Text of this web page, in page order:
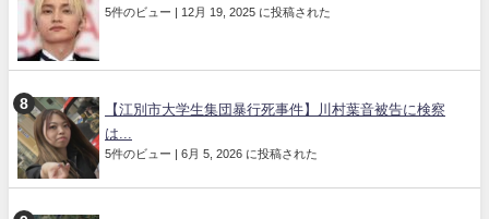
5件のビュー | 12月 19, 2025 に投稿された
【江別市大学生集団暴行死事件】川村葉音被告に検察
は...
5件のビュー | 6月 5, 2026 に投稿された